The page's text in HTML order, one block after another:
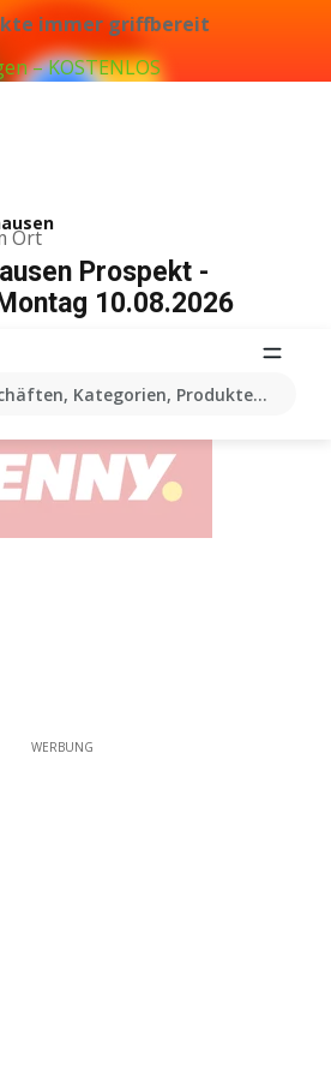
immer griffbereit
– KOSTENLOS
Ort
Kategorien, Produkten...
Prospekt -
10.08.2026
WERBUNG